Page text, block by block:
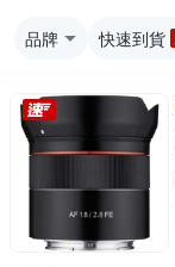
品牌 快速到貨